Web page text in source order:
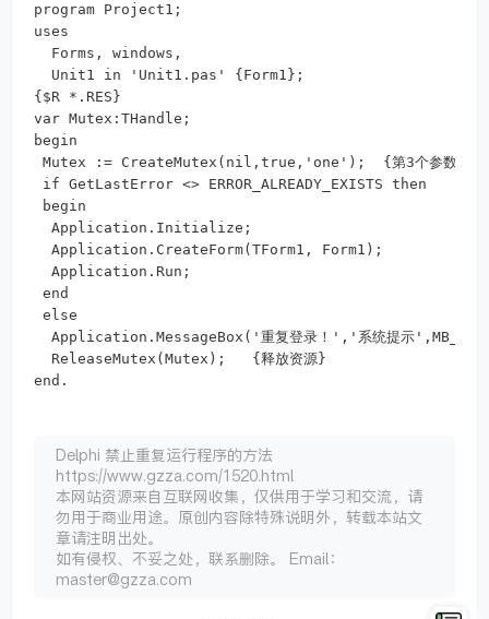
program Project1;
uses
  Forms, windows,
  Unit1 in 'Unit1.pas' {Form1};
{$R *.RES}
var Mutex:THandle;
begin
Mutex := CreateMutex(nil,true,'one');  {第3个参数任意
if GetLastError <> ERROR_ALREADY_EXISTS then
begin
  Application.Initialize;
  Application.CreateForm(TForm1, Form1);
  Application.Run;
end
else
Application.MessageBox('重复登录！','系统提示
  ReleaseMutex(Mutex);   {释放资源}
Delphi 禁止重复运行程序的方法
https://www.gzza.com/1520.html
本网站资源来自互联网收集，仅供用于学习和交流，请
勿用于商业用途。原创内容除特殊说明外，转载本站文
章请注明出处。
如有侵权、不妥之处，联系删除。 Email：
master@gzza.com